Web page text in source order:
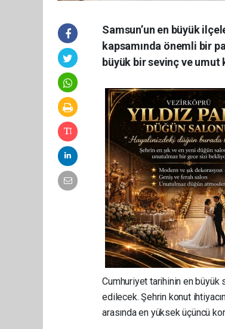
Samsun’un en büyük
kapsamında önemli bir
büyük bir sevinç ve umut
Cumhuriyet tarihinin en
edilecek. Şehrin konut
arasında en yüksek üçüncü